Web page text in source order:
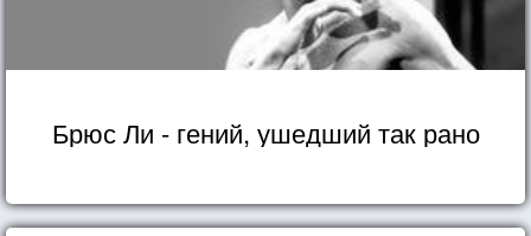
Брюс Ли - гений, ушедший так рано